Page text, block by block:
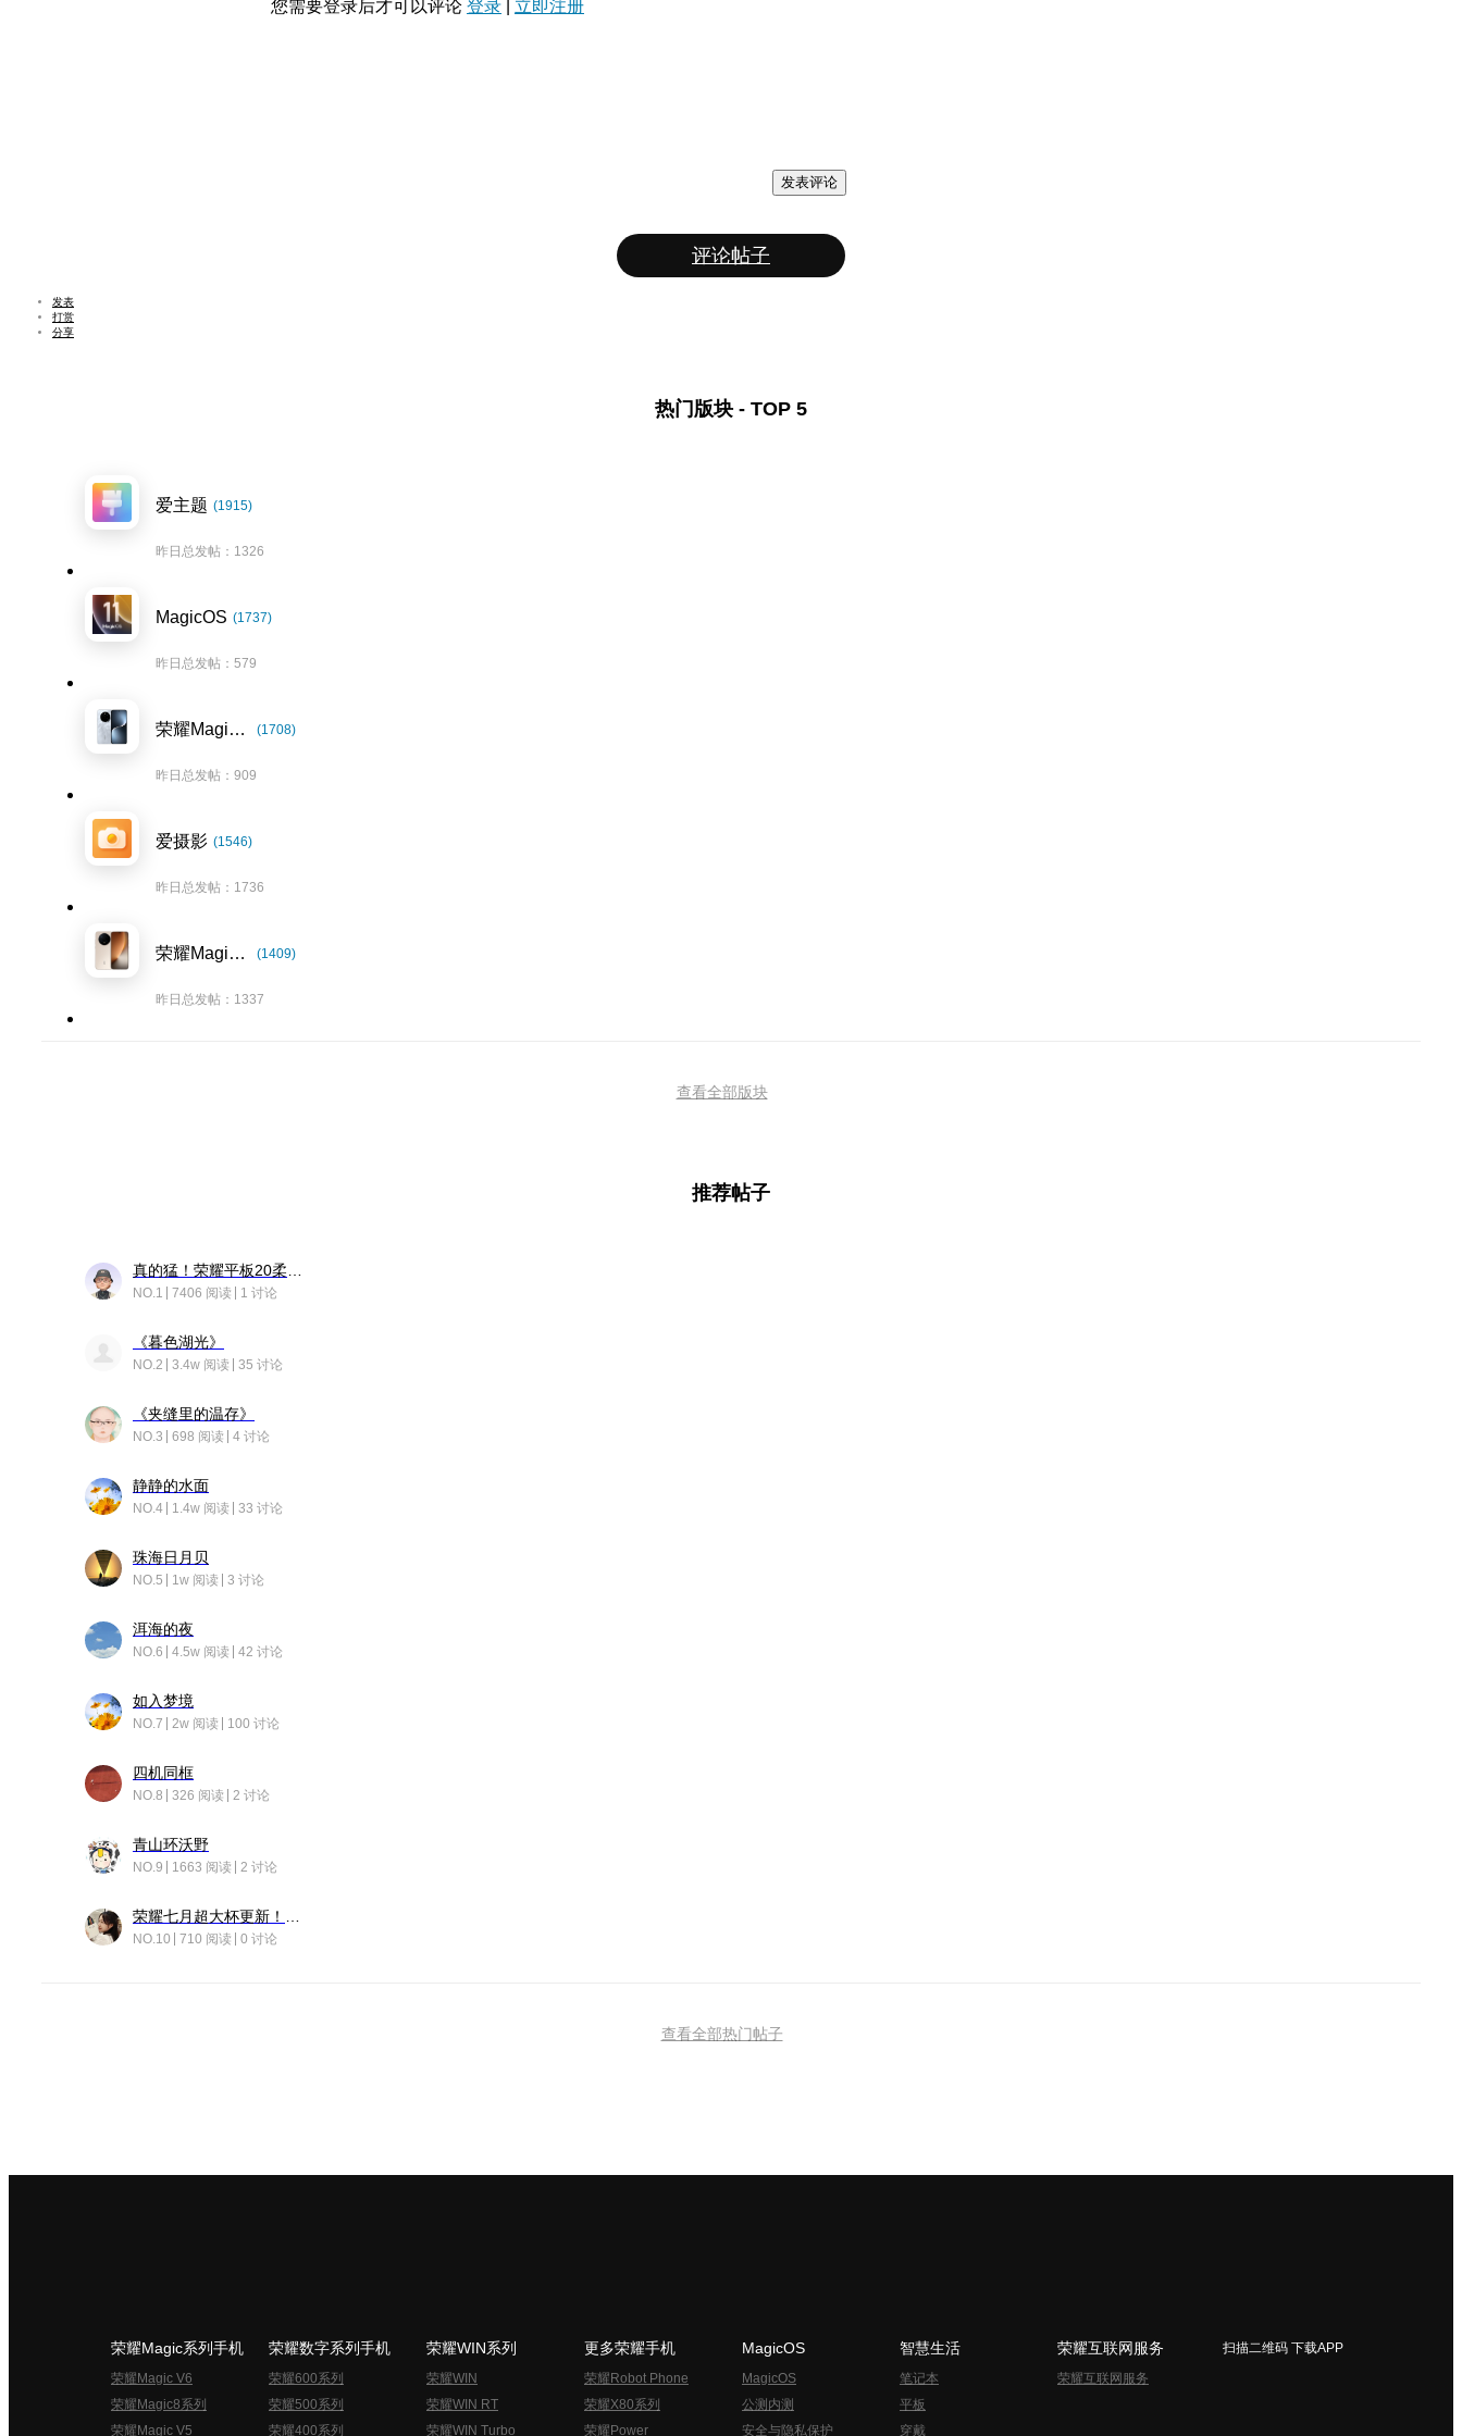
您需要登录后才可以评论 登录 立即注册
发表评论
评论帖子
发表
打赏
分享
热门版块 - TOP 5
爱主题 (1915)
昨日总发帖：1326
MagicOS (1737)
昨日总发帖：579
荣耀Magic7系列 (1708)
昨日总发帖：909
爱摄影 (1546)
昨日总发帖：1736
荣耀Magic8系列 (1409)
昨日总发帖：1337
查看全部版块
推荐帖子
NO.1 7406 阅读 1 讨论
《暮色湖光》
NO.2 3.4w 阅读 35 讨论
《夹缝里的温存》
NO.3 698 阅读 4 讨论
静静的水面
NO.4 1.4w 阅读 33 讨论
珠海日月贝
NO.5 1w 阅读 3 讨论
洱海的夜
NO.6 4.5w 阅读 42 讨论
如入梦境
NO.7 2w 阅读 100 讨论
四机同框
NO.8 326 阅读 2 讨论
青山环沃野
NO.9 1663 阅读 2 讨论
NO.10 710 阅读 0 讨论
查看全部热门帖子
荣耀Magic系列手机
荣耀Magic V6
荣耀Magic8系列
荣耀Magic V5
荣耀数字系列手机
荣耀600系列
荣耀500系列
荣耀400系列
荣耀WIN系列
荣耀WIN
荣耀WIN RT
荣耀WIN Turbo
更多荣耀手机
荣耀Robot Phone
荣耀X80系列
荣耀Power
MagicOS
MagicOS
公测内测
安全与隐私保护
智慧生活
笔记本
平板
穿戴
荣耀互联网服务
荣耀互联网服务
扫描二维码 下载APP